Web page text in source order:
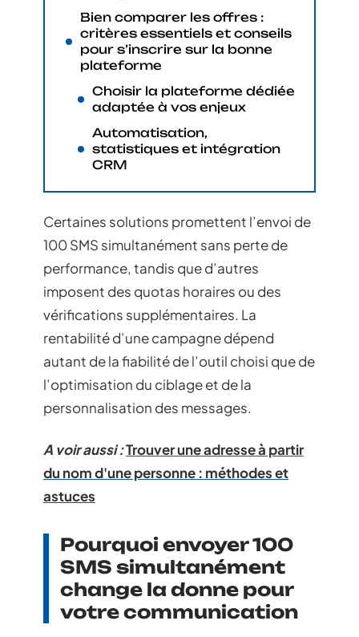
Bien comparer les offres :
critères essentiels et conseils
pour s’inscrire sur la bonne
plateforme
Choisir la plateforme dédiée
adaptée à vos enjeux
Automatisation,
statistiques et intégration
CRM
Certaines solutions promettent l’envoi de
100 SMS simultanément sans perte de
performance, tandis que d’autres
imposent des quotas horaires ou des
vérifications supplémentaires. La
rentabilité d’une campagne dépend
autant de la fiabilité de l’outil choisi que de
l’optimisation du ciblage et de la
personnalisation des messages.
A voir aussi :Trouver une adresse à partir
du nom d'une personne : méthodes et
astuces
Pourquoi envoyer 100
SMS simultanément
change la donne pour
votre communication